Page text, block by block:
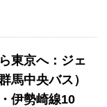
東京へ：ジェ
馬中央バス）
伊勢崎線10